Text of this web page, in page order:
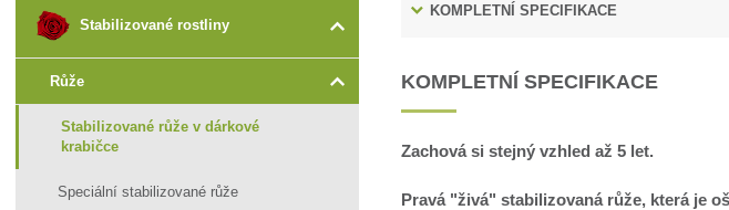
Stabilizované rostliny
Růže
Stabilizované růže v dárkové
krabičce
Speciální stabilizované růže
KOMPLETNÍ SPECIFIKACE
KOMPLETNÍ SPECIFIKACE
Zachová si stejný vzhled až 5 let.
Pravá "živá" stabilizovaná růže, která je